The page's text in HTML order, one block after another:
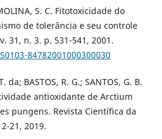
S. C. Fitotoxicidade do
de tolerância e seu controle
31, n. 3. p. 531-541, 2001.
84782001000300030
da; BASTOS, R. G.; SANTOS, G. B.
antioxidante de Arctium
pungens. Revista Científica da
21, 2019.